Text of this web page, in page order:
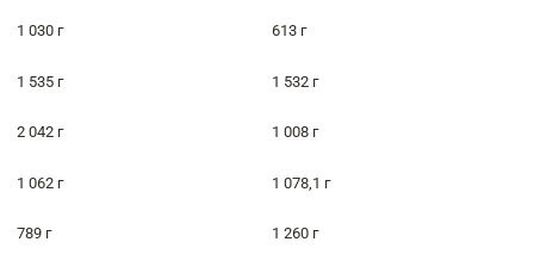
1 030 г 613 г
1 535 г 1 532 г
2 042 г 1 008 г
1 062 г 1 078,1 г
789 г 1 260 г